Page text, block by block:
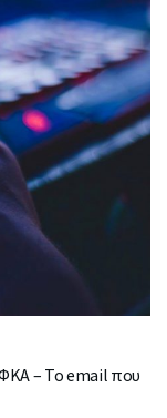
– Το email που